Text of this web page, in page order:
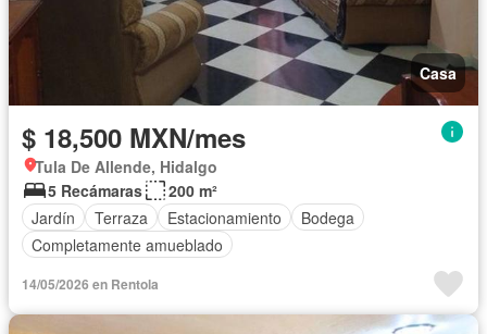
Casa
$ 18,500 MXN/mes
Tula De Allende, Hidalgo
5 Recámaras
200 m²
Jardín
Terraza Estacionamiento
Bodega
Completamente amueblado
14/05/2026 en Rentola